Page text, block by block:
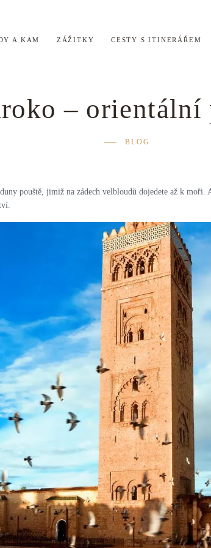
A KAM ZÁŽITKY CESTY S ITINERÁŘEM
– orientální
BLOG
pouště, jimiž na zádech velbloudů dojedete až k